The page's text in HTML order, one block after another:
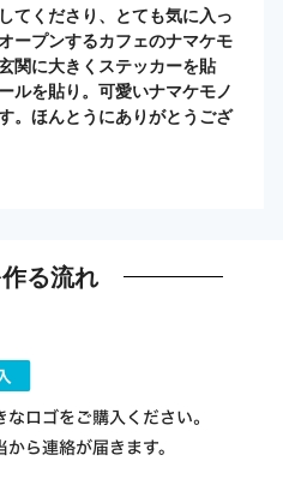
てくださり、とても気に入っ
ープンするカフェのナマケモ
関に大きくステッカーを貼
ルを貼り。可愛いナマケモノ
。ほんとうにありがとうござ
る流れ